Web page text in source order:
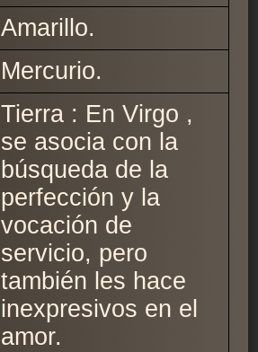
Amarillo.
Mercurio.
Tierra : En Virgo ,
se asocia con la
búsqueda de la
perfección y la
vocación de
servicio, pero
también les hace
inexpresivos en el
amor.